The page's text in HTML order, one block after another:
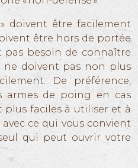
» doivent être facilement
être hors de portée
pas besoin de connaître
doivent pas non plus
De préférence,
armes de poing en cas
plus faciles à utiliser et à
ce qui vous convient
qui peut ouvrir votre